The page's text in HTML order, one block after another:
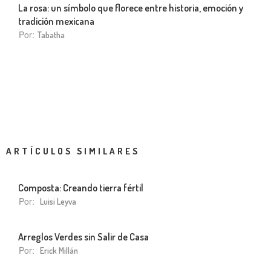
La rosa: un símbolo que florece entre historia, emoción y
tradición mexicana
Por: Tabatha
ARTÍCULOS SIMILARES
Composta: Creando tierra fértil
Por: Luisi Leyva
Arreglos Verdes sin Salir de Casa
Por: Erick Millán